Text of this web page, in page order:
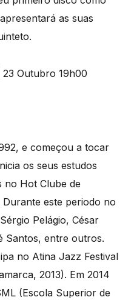
as suas
e começou a tocar
os seus estudos
no Hot Clube de
este periodo no
Pelágio, César
Santos, entre outros.
no Atina Jazz Festival
2013). Em 2014
(Escola Superior de